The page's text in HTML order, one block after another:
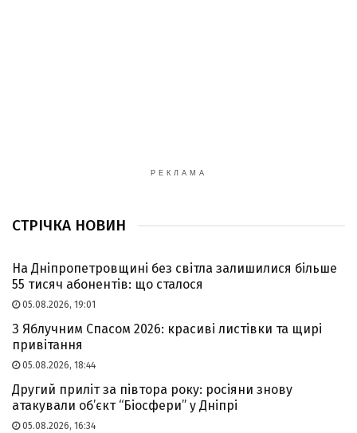
РЕКЛАМА
СТРІЧКА НОВИН
На Дніпропетровщині без світла залишилися більше
55 тисяч абонентів: що сталося
05.08.2026, 19:01
З Яблучним Спасом 2026: красиві листівки та щирі
привітання
05.08.2026, 18:44
Другий приліт за півтора року: росіяни знову
атакували об’єкт “Біосфери” у Дніпрі
05.08.2026, 16:34